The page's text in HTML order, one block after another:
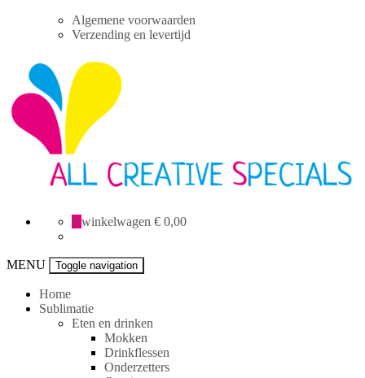
Algemene voorwaarden
Verzending en levertijd
Creative
0 winkelwagen € 0,00
MENU Toggle navigation
Home
Sublimatie
Eten en drinken
Mokken
Drinkflessen
Onderzetters